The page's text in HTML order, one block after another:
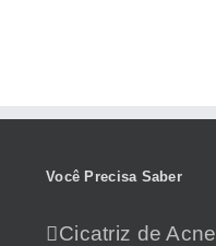
Você Precisa Saber
Cicatriz de Acne